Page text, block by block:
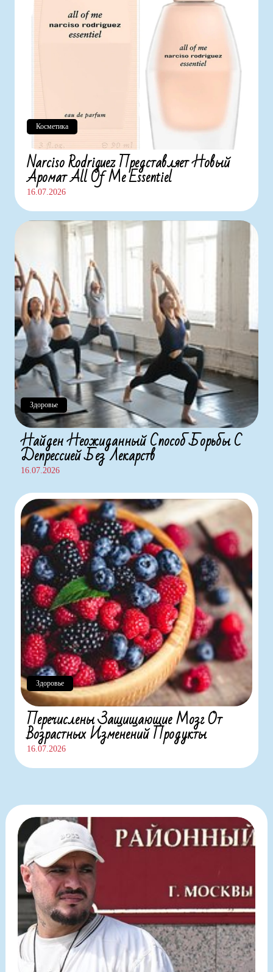
Narciso Rodriguez Представляет Новый
Аромат All Of Me Essentiel
16.07.2026
Косметика
Здоровье
Найден Неожиданный Способ Борьбы С
Депрессией Без Лекарств
16.07.2026
Перечислены Защищающие Мозг От
Возрастных Изменений Продукты
16.07.2026
Здоровье